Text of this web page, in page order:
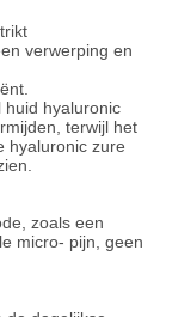
verwerping en
huid hyaluronic
terwijl het
hyaluronic zure
zoals een
micro- pijn, geen